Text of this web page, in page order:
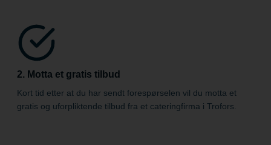
2. Motta et gratis tilbud
Kort tid etter at du har sendt forespørselen vil du motta et
gratis og uforpliktende tilbud fra et cateringfirma i Trofors.